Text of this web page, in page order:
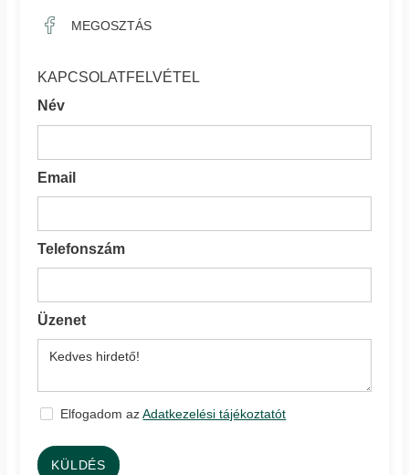
MEGOSZTÁS
KAPCSOLATFELVÉTEL
Név
Email
Telefonszám
Üzenet
Elfogadom azAdatkezelési tájékoztatót
KÜLDÉS